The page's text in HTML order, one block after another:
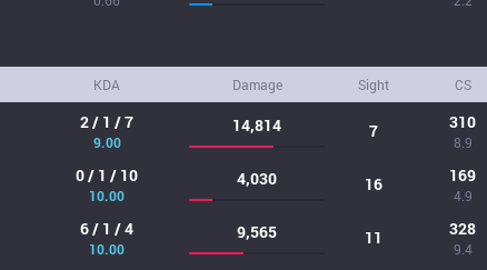
KDA Damage Sight CS
2 / 1 / 7
9.00
14,814 7 310
8.9
0 / 1 / 10
10.00
4,030 16 169
4.9
6 / 1 / 4
10.00
9,565 11 328
9.4